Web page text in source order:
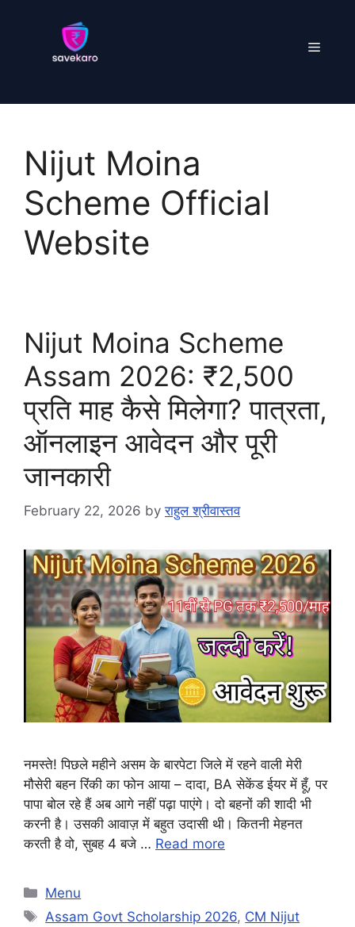
Menu
Nijut Moina
Scheme Official
Website
Nijut Moina Scheme
Assam 2026: ₹2,500
प्रति माह कैसे मिलेगा? पात्रता,
ऑनलाइन आवेदन और पूरी
जानकारी
February 22, 2026 byराहुल श्रीवास्तव
नमस्ते! पिछले महीने असम के बारपेटा जिले में रहने वाली मेरी
मौसेरी बहन रिंकी का फोन आया – दादा, BA सेकेंड ईयर में हूँ, पर
पापा बोल रहे हैं अब आगे नहीं पढ़ा पाएंगे। दो बहनों की शादी भी
करनी है। उसकी आवाज़ में बहुत उदासी थी। कितनी मेहनत
करती है वो, सुबह 4 बजे … Read more
Categories
Menu
Tags
Assam Govt Scholarship 2026, CM Nijut